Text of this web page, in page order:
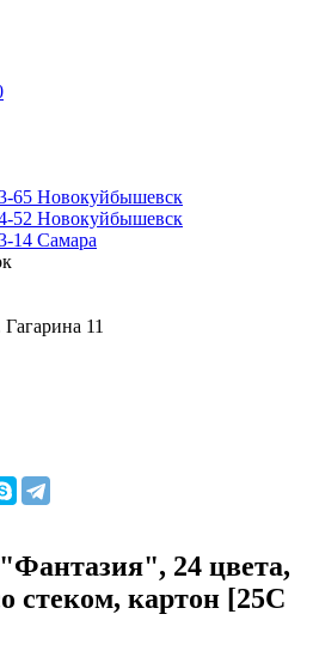
65 Новокуйбышевск
52 Новокуйбышевск
14 Самара
11
24 цвета,
стеком, картон [25С